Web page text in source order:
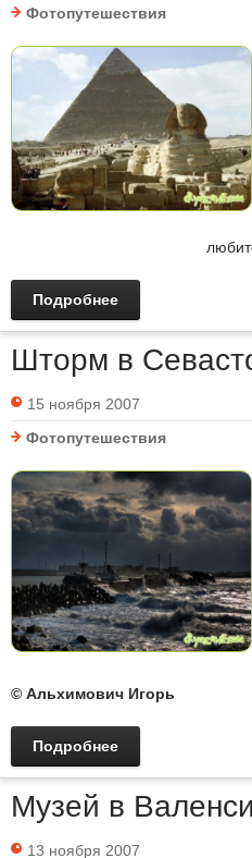
Фотопутешествия
Подробнее
Шторм в
15 ноября 2007
Фотопутешествия
© Альхимович Игорь
Подробнее
Музей в
13 ноября 2007